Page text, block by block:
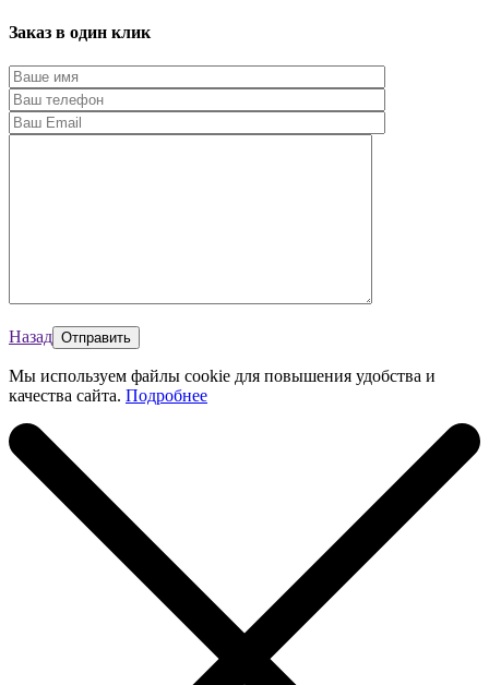
Заказ в один клик
Назад
Мы используем файлы cookie для повышения удобства и
качества сайта. Подробнее